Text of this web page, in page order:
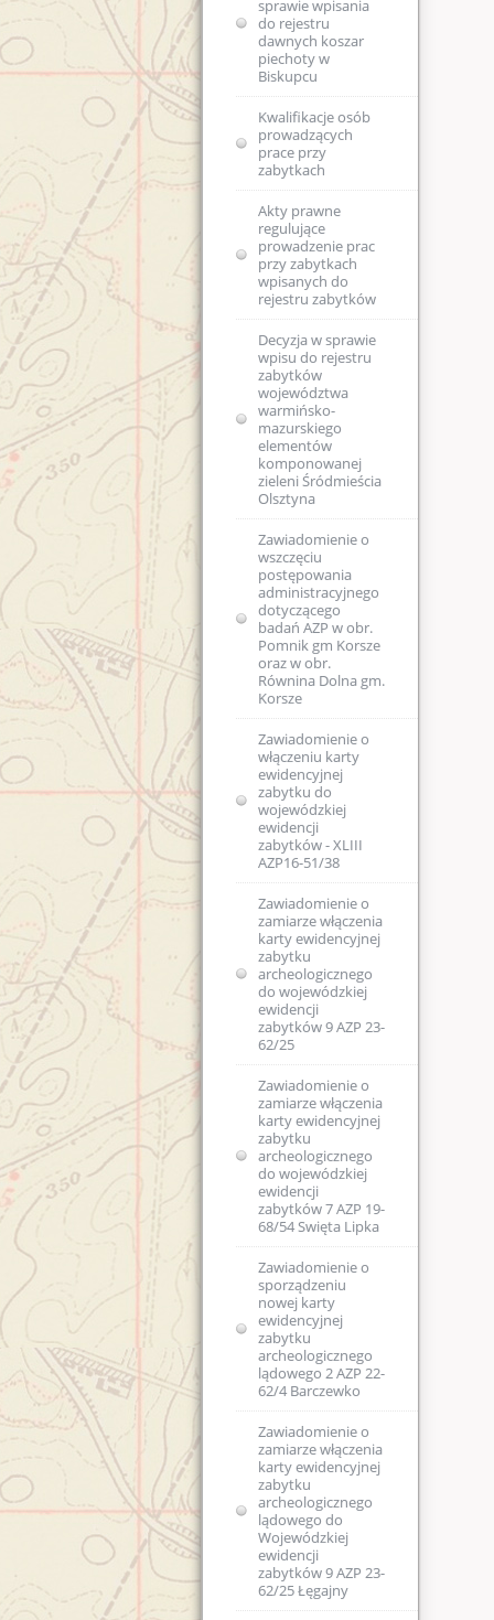
zm.)
sprawie wpisania
do rejestru
dawnych koszar
piechoty w
Biskupcu
Kwalifikacje osób
prowadzących
prace przy
zabytkach
Akty prawne
regulujące
prowadzenie prac
przy zabytkach
wpisanych do
rejestru zabytków
Decyzja w sprawie
wpisu do rejestru
zabytków
województwa
warmińsko-
mazurskiego
elementów
komponowanej
zieleni Śródmieścia
Olsztyna
Zawiadomienie o
wszczęciu
postępowania
administracyjnego
dotyczącego
badań AZP w obr.
Pomnik gm Korsze
oraz w obr.
Równina Dolna gm.
Korsze
Zawiadomienie o
włączeniu karty
ewidencyjnej
zabytku do
wojewódzkiej
ewidencji
zabytków - XLIII
AZP16-51/38
Zawiadomienie o
zamiarze włączenia
karty ewidencyjnej
zabytku
archeologicznego
do wojewódzkiej
ewidencji
zabytków 9 AZP 23-
62/25
Zawiadomienie o
zamiarze włączenia
karty ewidencyjnej
zabytku
archeologicznego
do wojewódzkiej
ewidencji
zabytków 7 AZP 19-
68/54 Swięta Lipka
Zawiadomienie o
sporządzeniu
nowej karty
ewidencyjnej
zabytku
archeologicznego
lądowego 2 AZP 22-
62/4 Barczewko
Zawiadomienie o
zamiarze włączenia
karty ewidencyjnej
zabytku
archeologicznego
lądowego do
Wojewódzkiej
ewidencji
zabytków 9 AZP 23-
62/25 Łęgajny